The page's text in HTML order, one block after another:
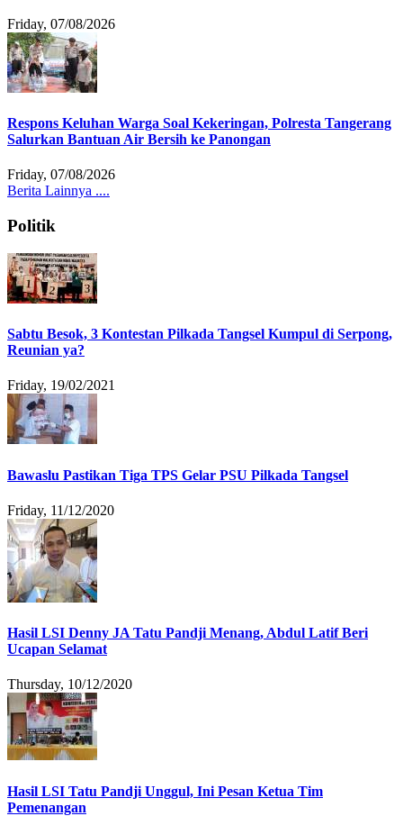
Friday, 07/08/2026
Respons Keluhan Warga Soal Kekeringan, Polresta Tangerang
Salurkan Bantuan Air Bersih ke Panongan
Friday, 07/08/2026
Berita Lainnya ....
Politik
Sabtu Besok, 3 Kontestan Pilkada Tangsel Kumpul di Serpong,
Reunian ya?
Friday, 19/02/2021
Bawaslu Pastikan Tiga TPS Gelar PSU Pilkada Tangsel
Friday, 11/12/2020
Hasil LSI Denny JA Tatu Pandji Menang, Abdul Latif Beri
Ucapan Selamat
Thursday, 10/12/2020
Hasil LSI Tatu Pandji Unggul, Ini Pesan Ketua Tim
Pemenangan